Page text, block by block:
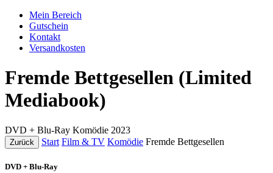
Mein Bereich
Gutschein
Kontakt
Versandkosten
Fremde Bettgesellen (Limited
Mediabook)
DVD + Blu-Ray Komödie 2023
Zurück Start Film & TV Komödie Fremde Bettgesellen
DVD + Blu-Ray